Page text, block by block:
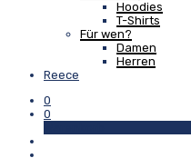
Hoodies
T-Shirts
Für wen?
Damen
Herren
Reece
0
0